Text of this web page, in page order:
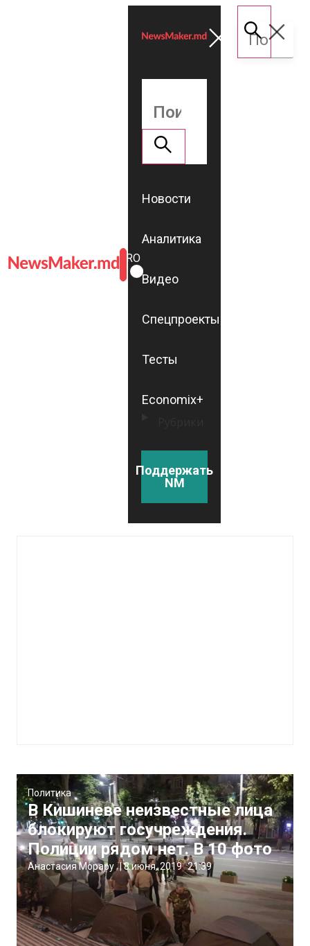
ROMÂNĂ
RU
Новости
Аналитика
Видео
Спецпроекты
Тесты
Economix+
Поддержать
NM
Политика
В Кишиневе неизвестные лица
блокируют госучреждения.
Полиции рядом нет. В 10 фото
Анастасия Морару |8 июня, 2019 21:39